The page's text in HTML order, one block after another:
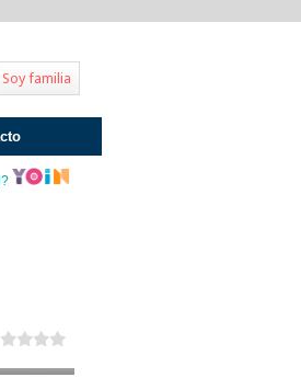
Soy familia